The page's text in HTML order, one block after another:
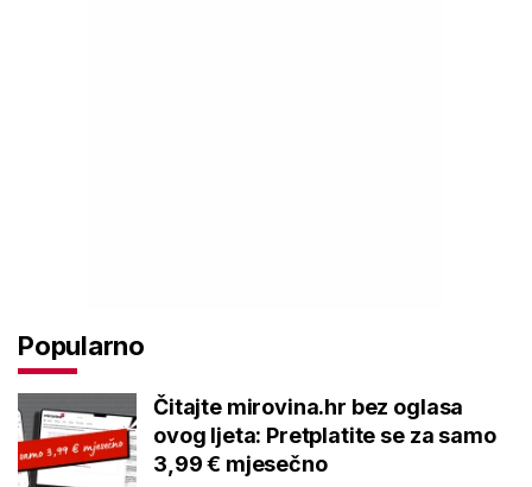
Popularno
Čitajte mirovina.hr bez oglasa
ovog ljeta: Pretplatite se za samo
3,99 € mjesečno